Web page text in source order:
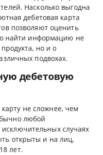
Насколько выгодна
дебетовая карта
позволяют оценить
найти информацию не
но и о
подвохах.
дебетовую
не сложнее, чем
любой
случаях
открыты и на лиц,
лет.